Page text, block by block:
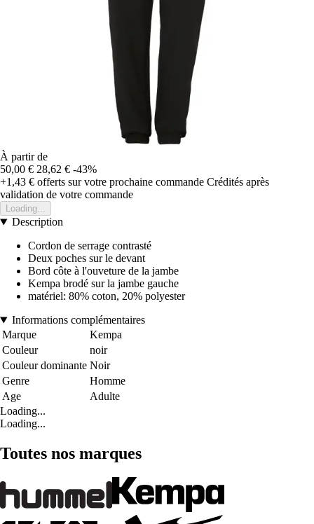
À partir de
50,00 € 28,62 € -43%
+1,43 € offerts sur votre prochaine commande Crédités après
validation de votre commande
Loading...
Description
Cordon de serrage contrasté
Deux poches sur le devant
Bord côte à l'ouveture de la jambe
Kempa brodé sur la jambe gauche
matériel: 80% coton, 20% polyester
Informations complémentaires
Marque
Kempa
Couleur
noir
Couleur dominante Noir
Genre
Homme
Age
Adulte
Loading...
Loading...
Toutes nos marques